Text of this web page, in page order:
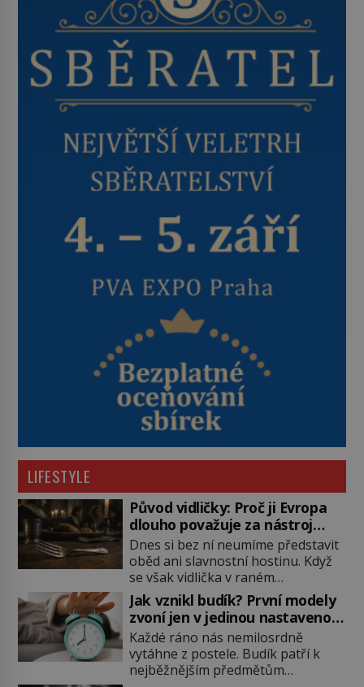
LIFESTYLE
Původ vidličky: Proč ji Evropa
dlouho považuje za nástroj
samotného satana?
Dnes si bez ní neumíme představit
oběd ani slavnostní hostinu. Když
se však vidlička v raném
středověku objevuje na evropských
stolech, vzbuzuje pohoršení,
posměch i strach. Mnozí duchovní ji
označují za projev pýchy a
zbytečného přepychu, někteří
dokonce za nástroj ďábla. Trvá
Jak vznikl budík? První modely
zvoní jen v jedinou nastavenou
hodinu
Každé ráno nás nemilosrdně
vytáhne z postele. Budík patří k
nejběžnějším předmětům